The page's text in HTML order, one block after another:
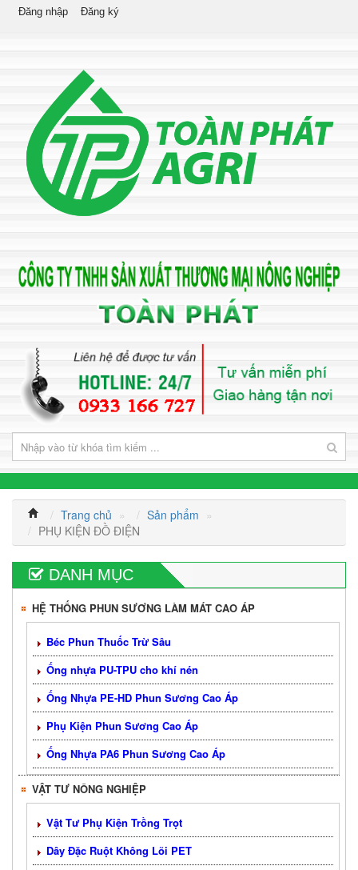
Đăng nhập Đăng ký
Trang chủ » Sản phẩm »
PHỤ KIỆN ĐỒ ĐIỆN
DANH MỤC
HỆ THỐNG PHUN SƯƠNG LÀM MÁT CAO ÁP
Béc Phun Thuốc Trừ Sâu
Ống nhựa PU-TPU cho khí nén
Ống Nhựa PE-HD Phun Sương Cao Áp
Phụ Kiện Phun Sương Cao Áp
Ống Nhựa PA6 Phun Sương Cao Áp
VẬT TƯ NÔNG NGHIỆP
Vật Tư Phụ Kiện Trồng Trọt
Dây Đặc Ruột Không Lõi PET